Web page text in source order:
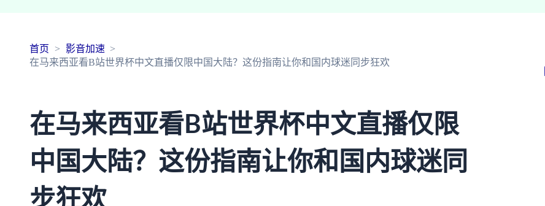
首页
影音加速
在马来西亚看B站世界杯中文直播仅限中国大陆？这份指南让你和国内球迷同步狂欢
在马来西亚看B站世界杯中文直播仅限
中国大陆？这份指南让你和国内球迷同
步狂欢